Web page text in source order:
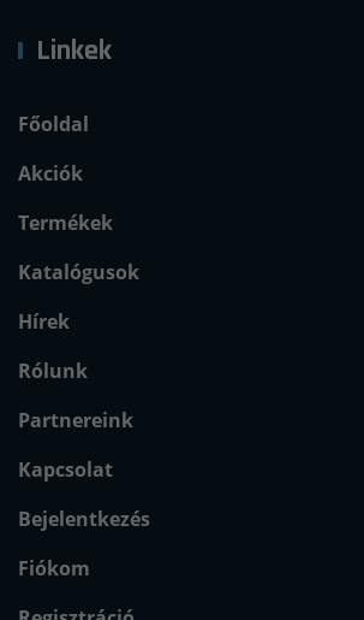
Linkek
Főoldal
Akciók
Termékek
Katalógusok
Hírek
Rólunk
Partnereink
Kapcsolat
Bejelentkezés
Fiókom